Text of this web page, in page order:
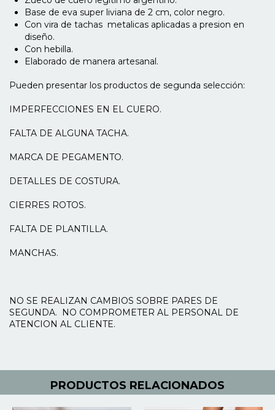
Base de eva super liviana de 2 cm, color negro.
Con vira de tachas metalicas aplicadas a presion en
diseño.
Con hebilla.
Elaborado de manera artesanal.
Pueden presentar los productos de segunda selección:
IMPERFECCIONES EN EL CUERO.
FALTA DE ALGUNA TACHA.
MARCA DE PEGAMENTO.
DETALLES DE COSTURA.
CIERRES ROTOS.
FALTA DE PLANTILLA.
MANCHAS.
NO SE REALIZAN CAMBIOS SOBRE PARES DE
SEGUNDA. NO COMPROMETER AL PERSONAL DE
ATENCION AL CLIENTE.
PRODUCTOS RELACIONADOS